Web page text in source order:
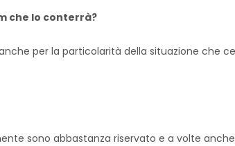
che lo conterrà?
per la particolarità della situazione che
sono abbastanza riservato e a volte